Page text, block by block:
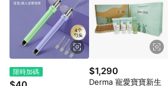
限時加碼 $1,290
Derma 寵愛寶寶新生